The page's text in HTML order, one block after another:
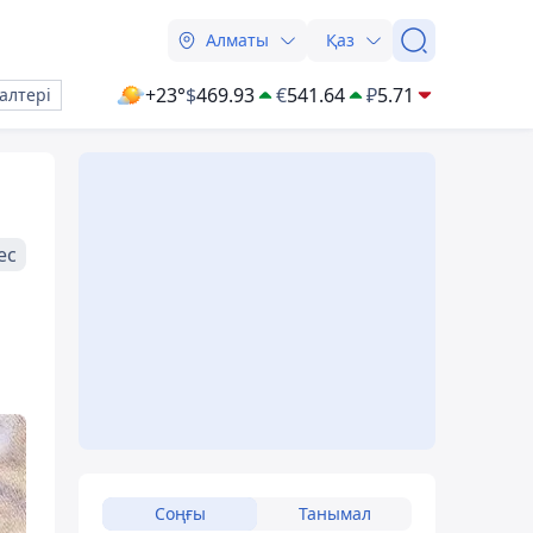
Алматы Қаз
+23°$469.93 €541.64 ₽5.71
Соңғы Танымал